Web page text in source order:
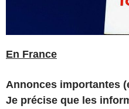
En France
Annonces importantes
Je précise que les